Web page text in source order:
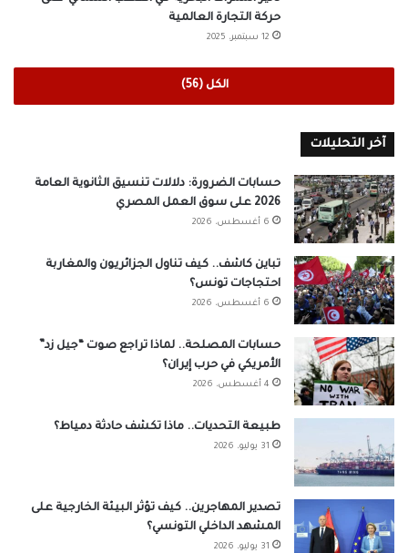
حركة التجارة العالمية
12 سبتمبر، 2025
الكل (56)
آخر التحليلات
حسابات الضرورة: دلالات تنسيق الثانوية العامة
2026 على سوق العمل المصري
6 أغسطس، 2026
تباين كاشف.. كيف تناول الجزائريون والمغاربة
احتجاجات تونس؟
6 أغسطس، 2026
حسابات المصلحة.. لماذا تراجع صوت “جيل زد”
الأمريكي في حرب إيران؟
4 أغسطس، 2026
طبيعة التحديات.. ماذا تكشف حادثة دمياط؟
31 يوليو، 2026
تصدير المهاجرين.. كيف تؤثر البيئة الخارجية على
المشهد الداخلي التونسي؟
31 يوليو، 2026